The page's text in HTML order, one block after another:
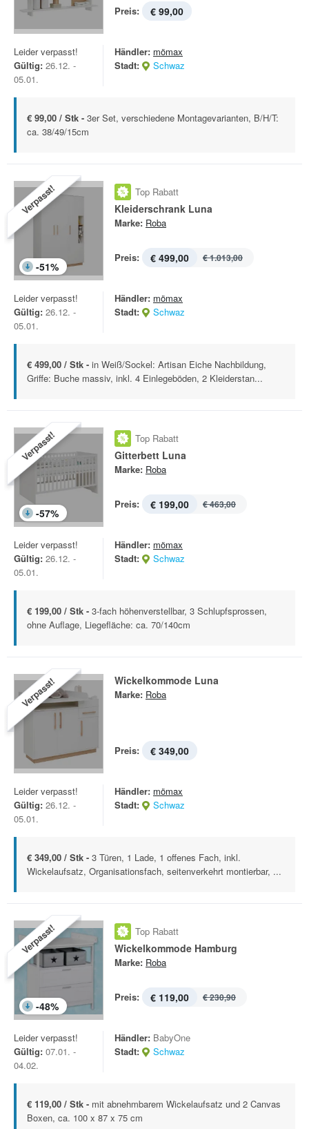
Preis: € 99,00
Leider verpasst!
Gültig: 26.12. -
05.01.
Händler: mömax
Stadt:
Schwaz
€ 99,00 / Stk - 3er Set, verschiedene Montagevarianten, B/H/T:
ca. 38/49/15cm
Verpasst!
-51%
Top Rabatt
Kleiderschrank Luna
Marke: Roba
Preis: € 499,00 € 1.013,00
Leider verpasst!
Gültig: 26.12. -
05.01.
Händler: mömax
Stadt:
Schwaz
€ 499,00 / Stk - in Weiß/Sockel: Artisan Eiche Nachbildung,
Griffe: Buche massiv, inkl. 4 Einlegeböden, 2 Kleiderstan...
Verpasst!
-57%
Top Rabatt
Gitterbett Luna
Marke: Roba
Preis: € 199,00 € 463,00
Leider verpasst!
Gültig: 26.12. -
05.01.
Händler: mömax
Stadt:
Schwaz
€ 199,00 / Stk - 3-fach höhenverstellbar, 3 Schlupfsprossen,
ohne Auflage, Liegefläche: ca. 70/140cm
Verpasst! Wickelkommode Luna
Marke: Roba
Preis: € 349,00
Leider verpasst!
Gültig: 26.12. -
05.01.
Händler: mömax
Stadt:
Schwaz
€ 349,00 / Stk - 3 Türen, 1 Lade, 1 offenes Fach, inkl.
Wickelaufsatz, Organisationsfach, seitenverkehrt montierbar, ...
Verpasst!
-48%
Top Rabatt
Wickelkommode Hamburg
Marke: Roba
Preis: € 119,00 € 230,90
Leider verpasst!
Gültig: 07.01. -
04.02.
Händler: BabyOne
Stadt:
Schwaz
€ 119,00 / Stk - mit abnehmbarem Wickelaufsatz und 2 Canvas
Boxen, ca. 100 x 87 x 75 cm